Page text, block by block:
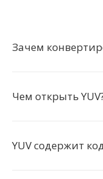
Зачем
Чем открыть
YUV содержит